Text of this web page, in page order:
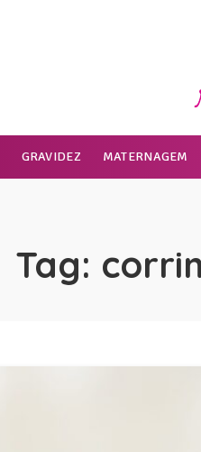
GRAVIDEZ MATERNAGEM
Tag: